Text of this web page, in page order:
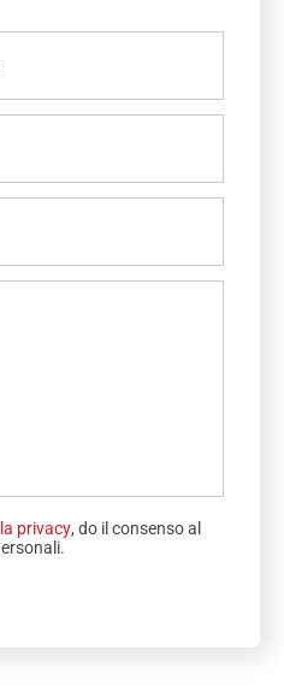
privacy, do il consenso al